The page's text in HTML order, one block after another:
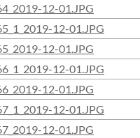
12-01.JPG
12-01.JPG
12-01.JPG
12-01.JPG
12-01.JPG
12-01.JPG
12-01.JPG